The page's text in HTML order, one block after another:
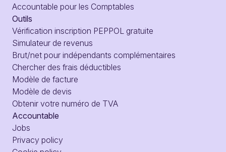
Accountable pour les Comptables
Outils
Vérification inscription PEPPOL gratuite
Simulateur de revenus
Brut/net pour indépendants complémentaires
Chercher des frais déductibles
Modèle de facture
Modèle de devis
Obtenir votre numéro de TVA
Accountable
Jobs
Privacy policy